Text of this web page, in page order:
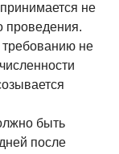
не
проведения.
не
быть
после